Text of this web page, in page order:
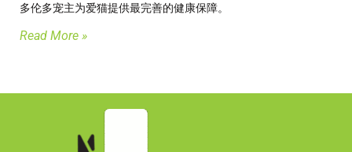
多伦多宠主为爱猫提供最完善的健康保障。
Read More »